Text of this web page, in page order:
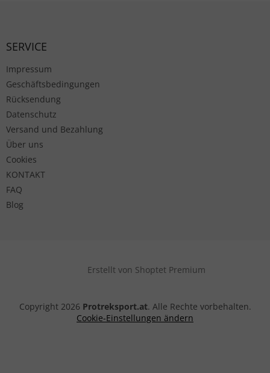
SERVICE
Impressum
Geschäftsbedingungen
Rücksendung
Datenschutz
Versand und Bezahlung
Über uns
Cookies
KONTAKT
FAQ
Blog
Erstellt von Shoptet Premium
Copyright 2026 Protreksport.at. Alle Rechte vorbehalten.
Cookie-Einstellungen ändern